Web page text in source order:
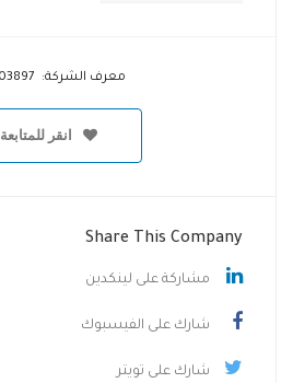
معرف الشركة: 00003897
انقر للمتابعة
Share This Company
مشاركة على لينكدين
شارك على الفيسبوك
شارك على تويتر